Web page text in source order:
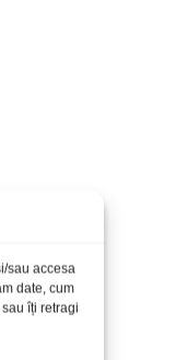
sau accesa
date, cum
îți retragi